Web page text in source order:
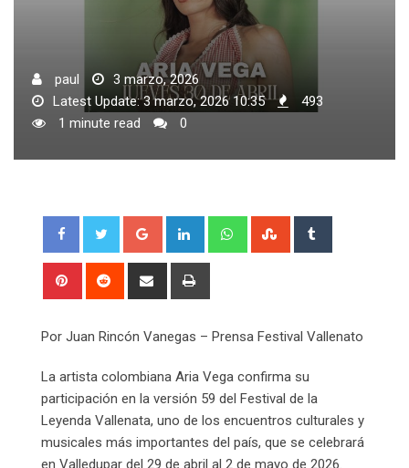
paul
3 marzo, 2026
Latest Update: 3 marzo, 2026 10:35
493
1 minute read
0
Google+ LinkedIn WhatsappStumbleUpon
Pinterest Reddit
Share
Por Juan Rincón Vanegas – Prensa Festival Vallenato
La artista colombiana Aria Vega confirma su
participación en la versión 59 del Festival de la
Leyenda Vallenata, uno de los encuentros culturales y
musicales más importantes del país, que se celebrará
en Valledupar del 29 de abril al 2 de mayo de 2026.